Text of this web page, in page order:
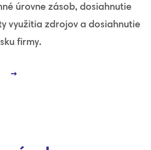
úrovne zásob, dosiahnutie
využitia zdrojov a dosiahnutie
firmy.